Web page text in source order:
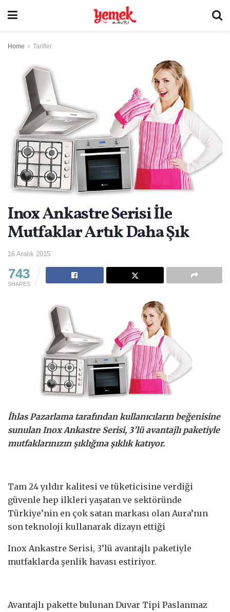
Home Tarifler
Inox Ankastre Serisi İle
Mutfaklar Artık Daha Şık
16 Aralık 2015
743
SHARES
İhlas Pazarlama tarafından kullanıcıların beğenisine
sunulan Inox Ankastre Serisi, 3’lü avantajlı paketiyle
mutfaklarınızın şıklığına şıklık katıyor.
Tam 24 yıldır kalitesi ve tüketicisine verdiği
güvenle hep ilkleri yaşatan ve sektöründe
Türkiye’nin en çok satan markası olan Aura’nın
son teknoloji kullanarak dizayn ettiği
Inox Ankastre Serisi, 3’lü avantajlı paketiyle
mutfaklarda şenlik havası estiriyor.
Avantajlı pakette bulunan Duvar Tipi Paslanmaz